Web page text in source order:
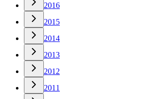
2016
2015
2014
2013
2012
2011